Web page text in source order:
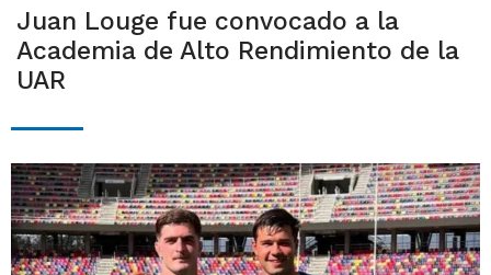
Juan Louge fue convocado a la
Academia de Alto Rendimiento de la
UAR